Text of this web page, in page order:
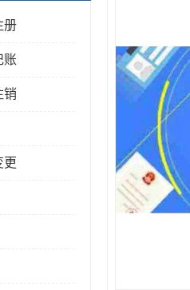
册
账
销
更